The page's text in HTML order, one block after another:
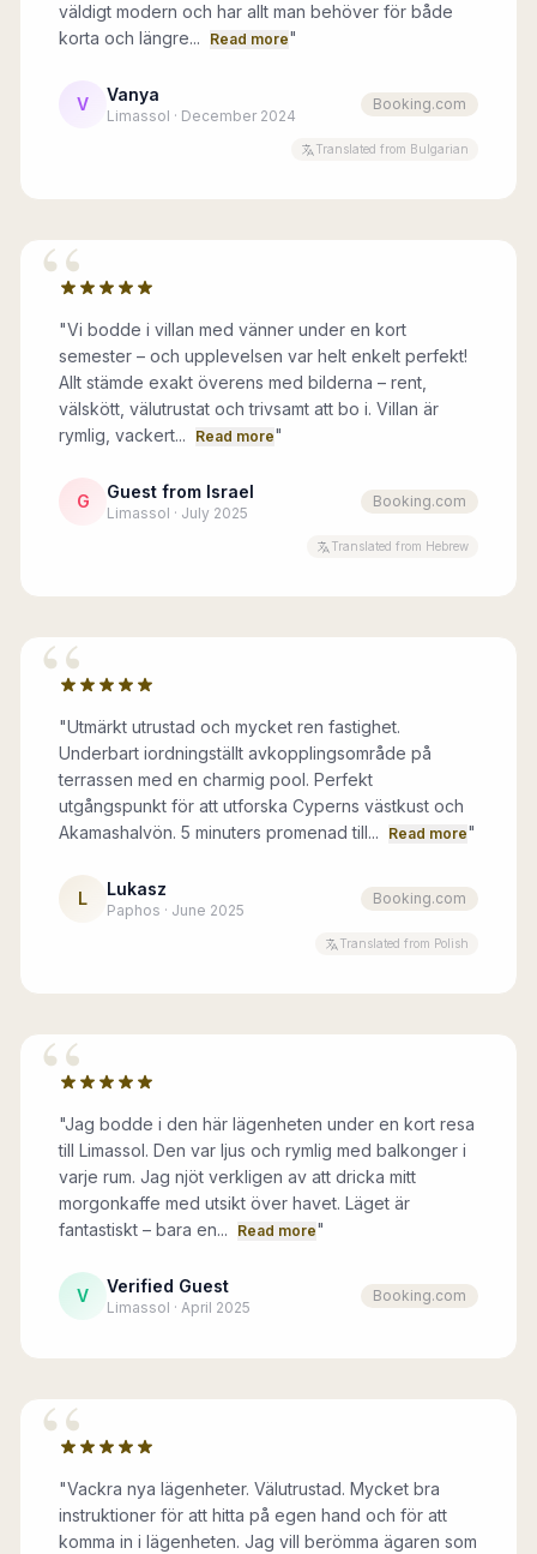
väldigt modern och har allt man behöver för både
korta och längre...
Read more"
V Vanya
Limassol · December 2024
Booking.com
Translated from Bulgarian
“
"Vi bodde i villan med vänner under en kort
semester – och upplevelsen var helt enkelt perfekt!
Allt stämde exakt överens med bilderna – rent,
välskött, välutrustat och trivsamt att bo i. Villan är
rymlig, vackert...
Read more"
G Guest from Israel
Limassol · July 2025
Booking.com
Translated from Hebrew
“
"Utmärkt utrustad och mycket ren fastighet.
Underbart iordningställt avkopplingsområde på
terrassen med en charmig pool. Perfekt
utgångspunkt för att utforska Cyperns västkust och
Akamashalvön. 5 minuters promenad till...
Read more"
L Lukasz
Paphos · June 2025
Booking.com
Translated from Polish
“
"Jag bodde i den här lägenheten under en kort resa
till Limassol. Den var ljus och rymlig med balkonger i
varje rum. Jag njöt verkligen av att dricka mitt
morgonkaffe med utsikt över havet. Läget är
fantastiskt – bara en...
Read more"
V Verified Guest
Limassol · April 2025
Booking.com
“
"Vackra nya lägenheter. Välutrustad. Mycket bra
instruktioner för att hitta på egen hand och för att
komma in i lägenheten. Jag vill berömma ägaren som